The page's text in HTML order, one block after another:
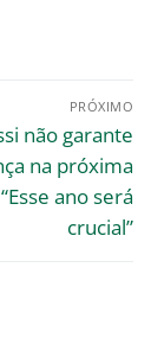
PRÓXIMO
não garante
na próxima
ano será
crucial”